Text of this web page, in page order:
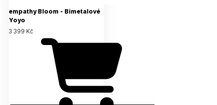
empathy Bloom - Bimetalové
Yoyo
3 399 Kč